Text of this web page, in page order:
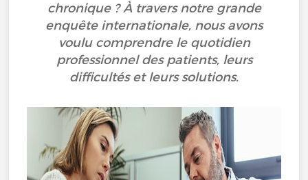
chronique ? À travers notre grande
enquête internationale, nous avons
voulu comprendre le quotidien
professionnel des patients, leurs
difficultés et leurs solutions.